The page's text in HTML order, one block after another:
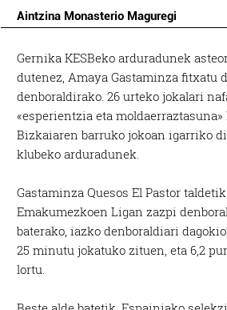
Aintzina Monasterio Maguregi
Gernika KESBeko arduradunek
dutenez, Amaya Gastaminza fitxatu
denboraldirako. 26 urteko jokalari
«esperientzia eta
Bizkaiaren barruko jokoan igarriko
klubeko arduradunek.
Gastaminza Quesos El Pastor
Emakumezkoen Ligan zazpi
baterako, iazko denboraldiari
25 minutu jokatuko zituen, eta 6,2
lortu.